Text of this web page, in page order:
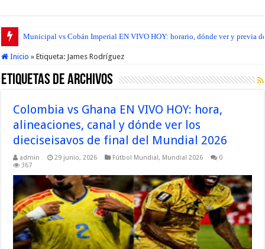
Municipal vs Cobán Imperial EN VIVO HOY: horario, dónde ver y previa
Inicio » Etiqueta: James Rodríguez
Etiquetas de Archivos
Colombia vs Ghana EN VIVO HOY: hora,
alineaciones, canal y dónde ver los
dieciseisavos de final del Mundial 2026
admin 29 junio, 2026 Fútbol Mundial, Mundial 2026
0
367